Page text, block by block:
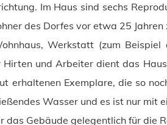
Im Haus sind sechs
des Dorfes vor etwa 25 Jahren
Werkstatt (zum
und Arbeiter dient das
erhaltenen Exemplare, die so
Wasser und es ist nur
Gebäude gelegentlich für die